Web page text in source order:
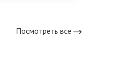
Посмотреть все